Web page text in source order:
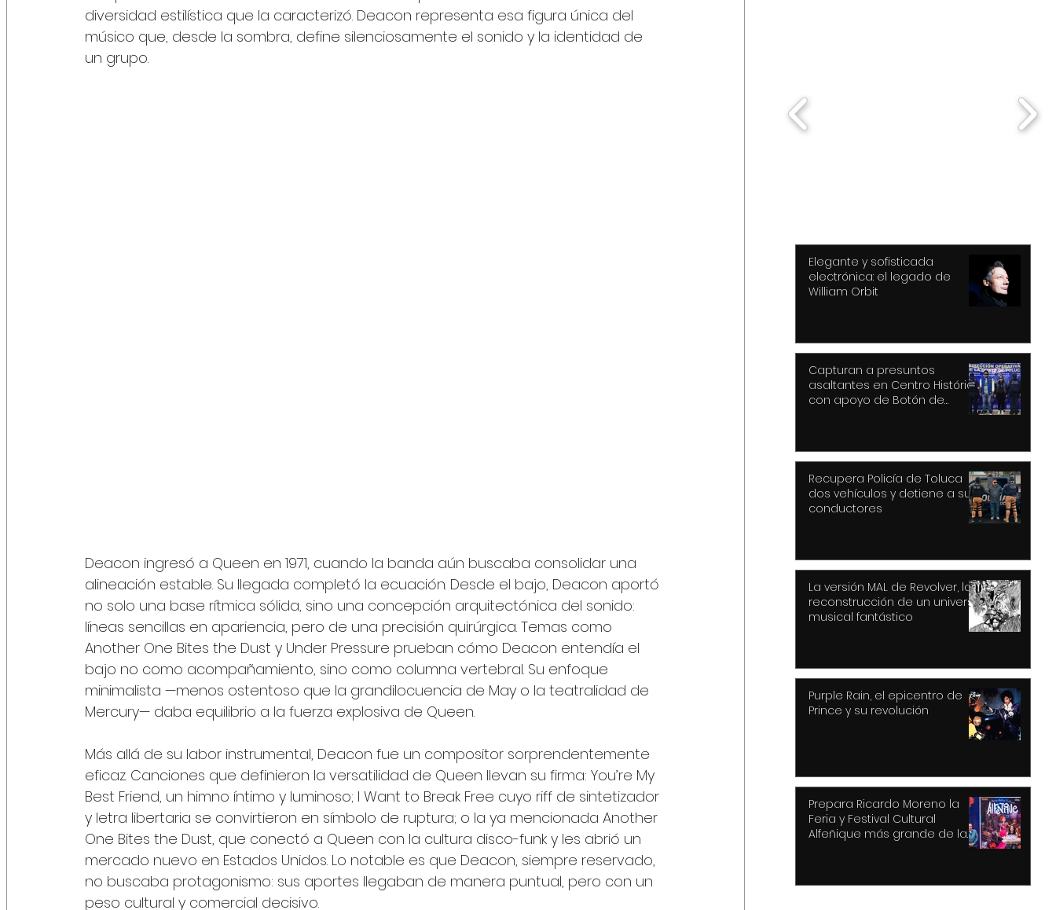
diversidad estilística que la caracterizó. Deacon representa esa figura única del
músico que, desde la sombra, define silenciosamente el sonido y la identidad de
un grupo.
Deacon ingresó a Queen en 1971, cuando la banda aún buscaba consolidar una
alineación estable. Su llegada completó la ecuación. Desde el bajo, Deacon aportó
no solo una base rítmica sólida, sino una concepción arquitectónica del sonido:
líneas sencillas en apariencia, pero de una precisión quirúrgica. Temas como
Another One Bites the Dust y Under Pressure prueban cómo Deacon entendía el
bajo no como acompañamiento, sino como columna vertebral. Su enfoque
minimalista —menos ostentoso que la grandilocuencia de May o la teatralidad de
Mercury— daba equilibrio a la fuerza explosiva de Queen.
Más allá de su labor instrumental, Deacon fue un compositor sorprendentemente
eficaz. Canciones que definieron la versatilidad de Queen llevan su firma: You’re My
Best Friend, un himno íntimo y luminoso; I Want to Break Free cuyo riff de sintetizador
y letra libertaria se convirtieron en símbolo de ruptura; o la ya mencionada Another
One Bites the Dust, que conectó a Queen con la cultura disco-funk y les abrió un
mercado nuevo en Estados Unidos. Lo notable es que Deacon, siempre reservado,
no buscaba protagonismo: sus aportes llegaban de manera puntual, pero con un
peso cultural y comercial decisivo.
Elegante y sofisticada
electrónica: el legado de
William Orbit
Capturan a presuntos
asaltantes en Centro Histórico
con apoyo de Botón de
Recupera Policía de Toluca
dos vehículos y detiene a sus
conductores
La versión MAL de Revolver, la
reconstrucción de un universo
musical fantástico
Purple Rain, el epicentro de
Prince y su revolución
Prepara Ricardo Moreno la
Feria y Festival Cultural
Alfeñique más grande de la